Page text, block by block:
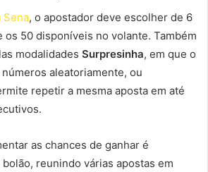
Sena, o apostador deve escolher de 6
os 50 disponíveis no volante. Também
modalidades Surpresinha, em que o
aleatoriamente, ou
repetir a mesma aposta em até
as chances de ganhar é
reunindo várias apostas em